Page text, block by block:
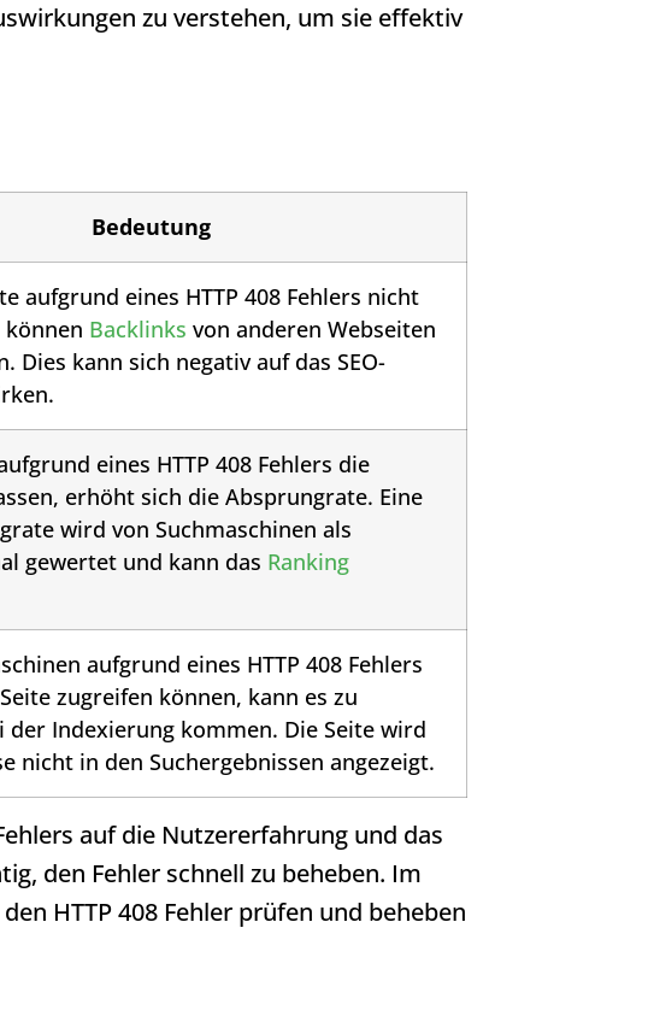
zu verstehen, um sie effektiv
Bedeutung
aufgrund eines HTTP 408 Fehlers nicht
Backlinks von anderen Webseiten
Dies kann sich negativ auf das SEO-
eines HTTP 408 Fehlers die
erhöht sich die Absprungrate. Eine
wird von Suchmaschinen als
gewertet und kann das Ranking
aufgrund eines HTTP 408 Fehlers
zugreifen können, kann es zu
der Indexierung kommen. Die Seite wird
nicht in den Suchergebnissen angezeigt.
auf die Nutzererfahrung und das
den Fehler schnell zu beheben. Im
HTTP 408 Fehler prüfen und beheben